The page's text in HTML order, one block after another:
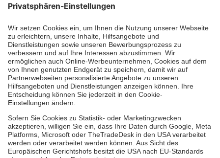
Erste-Hilfe-Kurse
Jobs
Ehrenamt
Freiwilligendienst
Johanniter-Jugend
Spendenprojekte
Kindertagesstätten